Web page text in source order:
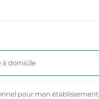
à domicile
pour mon établissement